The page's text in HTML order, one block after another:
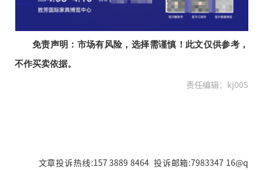
免责声明：市场有风险，选择需谨慎！此文仅供参考，
不作买卖依据。
责任编辑：kj005
文章投诉热线:157 3889 8464 投诉邮箱:7983347 16@q